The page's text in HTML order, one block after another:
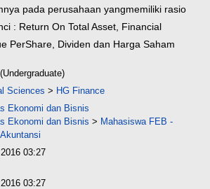
pada perusahaan yangmemiliki rasio
: Return On Total Asset, Financial
PerShare, Dividen dan Harga Saham
Sciences > HG Finance
Ekonomi dan Bisnis
Ekonomi dan Bisnis > Mahasiswa FEB -
03:27
03:27